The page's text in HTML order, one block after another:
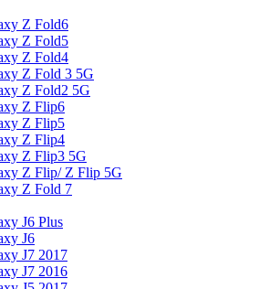
Z Fold6
Z Fold5
Z Fold4
Z Fold 3 5G
Z Fold2 5G
Z Flip6
Z Flip5
Z Flip4
Z Flip3 5G
Z Flip/ Z Flip 5G
Z Fold 7
J6 Plus
J6
J7 2017
J7 2016